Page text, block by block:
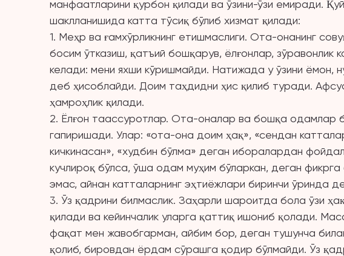
манфаатларини қурбон қилади ва ўзини-ўзи емиради.
шаклланишида катта тўсиқ бўлиб хизмат қилади:
1. Меҳр ва ғамхўрликнинг етишмаслиги. Ота-онанинг
босим ўтказиш, қатъий бошқарув, ёлғонлар, зўравонлик
келади: мени яхши кўришмайди. Натижада у ўзини ёмон,
деб ҳисоблайди. Доим таҳдидни ҳис қилиб туради.
ҳамроҳлик қилади.
2. Ёлғон таассуротлар. Ота-оналар ва бошқа одамлар
гапиришади. Улар: «ота-она доим ҳақ», «сендан
кичкинасан», «худбин бўлма» деган иборалардан
кучлироқ бўлса, ўша одам муҳим бўларкан, деган
эмас, айнан катталарнинг эҳтиёжлари биринчи ўринда
3. Ўз қадрини билмаслик. Заҳарли шароитда бола ўзи
қилади ва кейинчалик уларга қаттиқ ишониб қолади.
фақат мен жавобгарман, айбим бор, деган тушунча
қолиб, бировдан ёрдам сўрашга қодир бўлмайди. Ўз